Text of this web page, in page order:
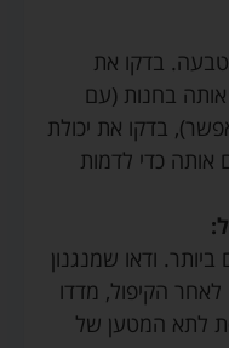
בדקו את
בחנות (עם
בדקו את יכולת
אותה כדי לדמות
ודאו שמנגנון
לאחר הקיפול, מדדו
לתא המטען של